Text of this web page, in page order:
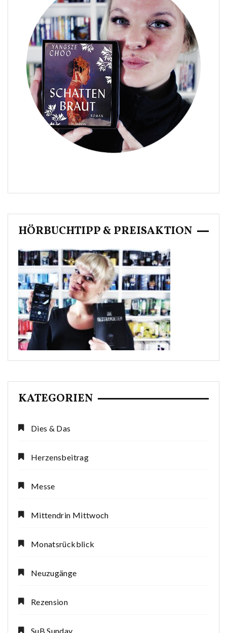
HÖRBUCHTIPP & PREISAKTION
KATEGORIEN
Dies & Das
Herzensbeitrag
Messe
Mittendrin Mittwoch
Monatsrückblick
Neuzugänge
Rezension
SuB Sunday